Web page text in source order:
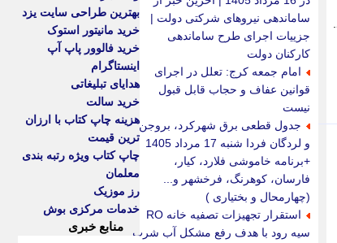
ساماندهی نیروهای شرکتی دولت |
جزییات اجرای طرح ساماندهی
کارکنان دولت
امام جمعه کرج: تعلل در اجرای
قوانین عفاف و حجاب قابل قبول
نیست
جدول قطعی برق شهرکرد، بروجن
و لردگان فردا شنبه 17 مرداد 1405
+برنامه خاموشی فلارد، کیار،
فارسان، کوهرنگ، فرخشهر و...
(چهارمحال و بختیاری )
استقرار تجهیزات تصفیه خانه RO
سیه رود با هدف رفع مشکل آب شرب
بهترین طراحی سایت یزد
خرید مانیتور استوک
خرید فالوور پاپ آپ
اینستاگرام
هدایای تبلیغاتی
خرید سالت
هزینه چاپ کتاب با ارزان
ترین قیمت
چاپ کتاب ویژه رتبه بندی
معلمان
رز موزیک
خدمات مرکزی بوش
منابع خبری